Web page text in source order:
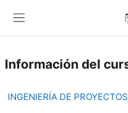
Información del
INGENIERÍA DE